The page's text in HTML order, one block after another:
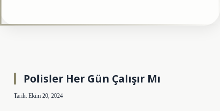
Polisler Her Gün Çalışır Mı
Tarih: Ekim 20, 2024